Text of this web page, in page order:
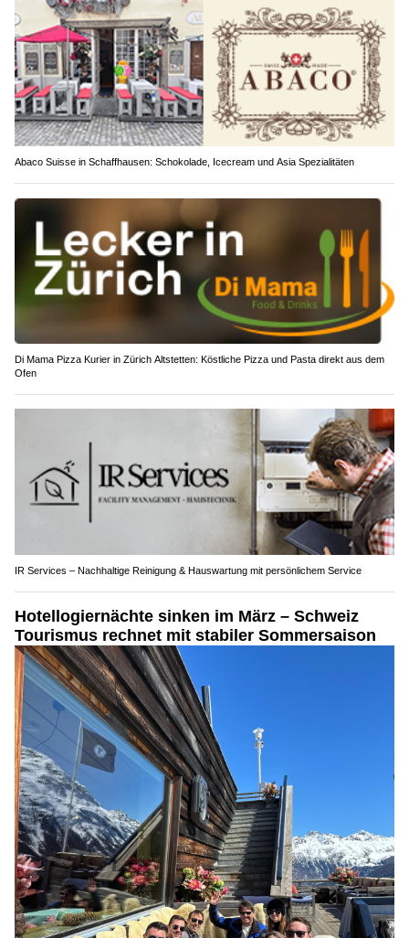
Abaco Suisse in Schaffhausen: Schokolade, Icecream und Asia Spezialitäten
Di Mama Pizza Kurier in Zürich Altstetten: Köstliche Pizza und Pasta direkt aus dem
Ofen
IR Services – Nachhaltige Reinigung & Hauswartung mit persönlichem Service
Hotellogiernächte sinken im März – Schweiz
Tourismus rechnet mit stabiler Sommersaison